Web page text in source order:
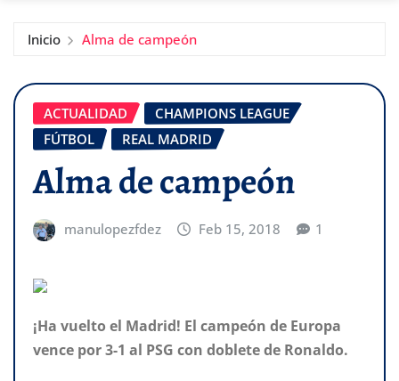
Inicio Alma de campeón
ACTUALIDAD
CHAMPIONS LEAGUE
FÚTBOL
REAL MADRID
Alma de campeón
manulopezfdez Feb 15, 2018 1
¡Ha vuelto el Madrid! El campeón de Europa
vence por 3-1 al PSG con doblete de Ronaldo.